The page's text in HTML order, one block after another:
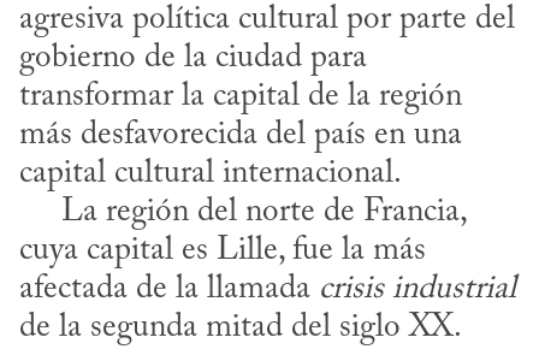
agresiva política cultural por parte del
gobierno de la ciudad para
transformar la capital de la región
más desfavorecida del país en una
capital cultural internacional.
cuya capital es Lille, fue la más
afectada de la llamada crisis industrial
de la segunda mitad del siglo XX.